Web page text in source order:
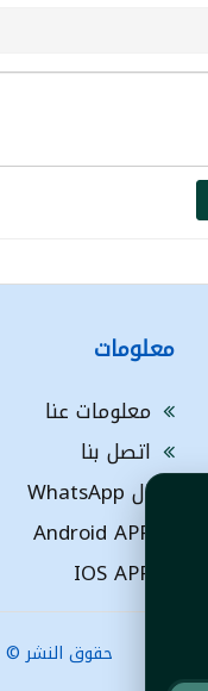
معلومات
معلومات عنا
اتصل بنا
ال WhatsApp
Android APP
IOS APP
حقوق النشر ©